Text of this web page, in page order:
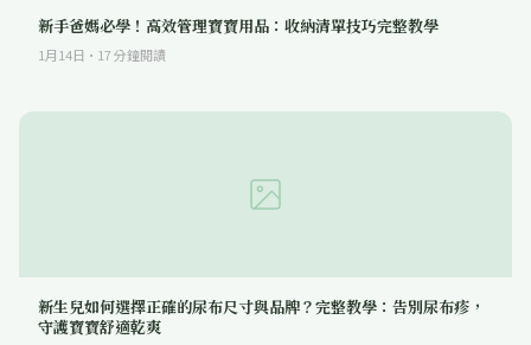
新手爸媽必學！高效管理寶寶用品：收納清單技巧完整教學
1月14日 · 17分鐘閱讀
新生兒如何選擇正確的尿布尺寸與品牌？完整教學：告別尿布疹，
守護寶寶舒適乾爽